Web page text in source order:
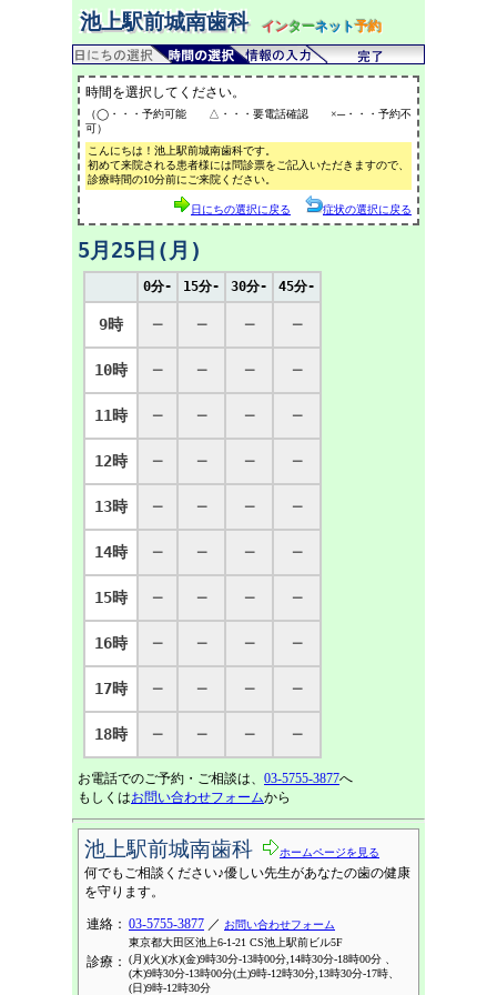
池上駅前城南歯科 インターネット予約
時間を選択してください。
（◯・・・予約可能 △・・・要電話確認 ×─・・・予約不
可）
こんにちは！池上駅前城南歯科です。
初めて来院される患者様には問診票をご記入いただきますので、
診療時間の10分前にご来院ください。
日にちの選択に戻る 症状の選択に戻る
5月25日(月)
0分- 15分- 30分- 45分-
9時 ─ ─ ─ ─
10時 ─ ─ ─ ─
11時 ─ ─ ─ ─
12時 ─ ─ ─ ─
13時 ─ ─ ─ ─
14時 ─ ─ ─ ─
15時 ─ ─ ─ ─
16時 ─ ─ ─ ─
17時 ─ ─ ─ ─
18時 ─ ─ ─ ─
お電話でのご予約・ご相談は、 03-5755-3877へ
もしくはお問い合わせフォームから
池上駅前城南歯科 ホームページを見る
何でもご相談ください♪優しい先生があなたの歯の健康
を守ります。
連絡： 03-5755-3877 ／ お問い合わせフォーム
東京都大田区池上6-1-21 CS池上駅前ビル5F
診療：
(月)(火)(水)(金)9時30分-13時00分,14時30分-18時00分 、
(木)9時30分-13時00分(土)9時-12時30分,13時30分-17時、
(日)9時-12時30分